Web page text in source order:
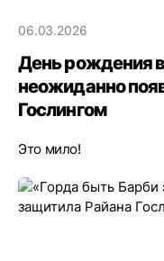
06.03.2026
День рождения
неожиданно
Гослингом
Это мило!